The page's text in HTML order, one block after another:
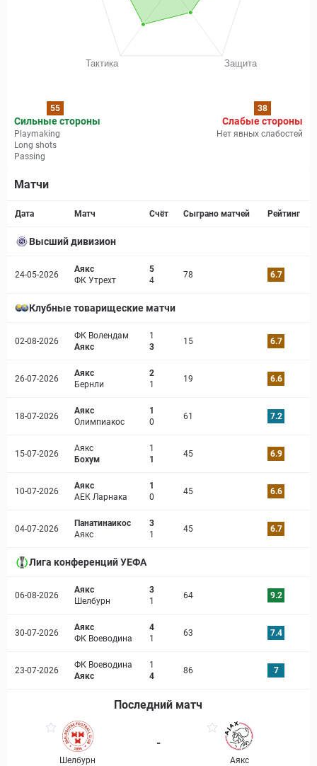
55 38
Сильные стороны
Playmaking
Long shots
Passing
Слабые стороны
Нет явных слабостей
Матчи
Страница матча
Дата Матч Счёт Сыграно матчей Рейтинг
Высший дивизион
24-05-2026
Аякс
ФК Утрехт
5
4
78 6.7
Клубные товарищеские матчи
02-08-2026
ФК Волендам
Аякс
1
3
15 6.7
26-07-2026
Аякс
Бернли
2
1
19 6.6
18-07-2026
Аякс
Олимпиакос
1
0
61 7.2
15-07-2026
Аякс
Бохум
1
1
45 6.9
10-07-2026
Аякс
АЕК Ларнака
1
0
45 6.6
04-07-2026
Панатинаикос
Аякс
3
1
45 6.7
Лига конференций УЕФА
06-08-2026
Аякс
Шелбурн
3
1
64 9.2
30-07-2026
Аякс
ФК Воеводина
4
1
63 7.4
23-07-2026
ФК Воеводина
Аякс
1
4
86 7
Последний матч
Шелбурн
-
Аякс